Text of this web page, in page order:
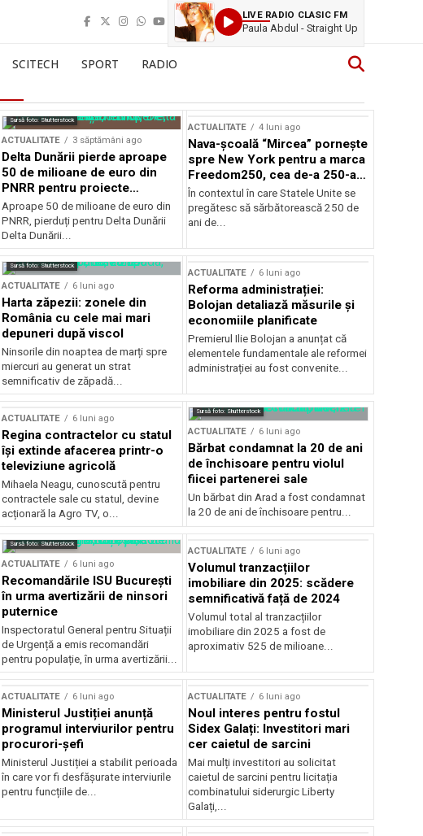
LIVE RADIO CLASIC FM
Paula Abdul - Straight Up
SCITECH SPORT RADIO
Sursă foto: Shutterstock
ACTUALITATE 3 săptămâni ago
Delta Dunării pierde aproape
50 de milioane de euro din
PNRR pentru proiecte
esențiale
Aproape 50 de milioane de euro din
PNRR, pierduți pentru Delta Dunării
Delta Dunării...
ACTUALITATE 4 luni ago
Nava-școală “Mircea” pornește
spre New York pentru a marca
Freedom250, cea de-a 250-a
aniversare a Statelor Unite
În contextul în care Statele Unite se
pregătesc să sărbătorească 250 de
ani de...
Sursă foto: Shutterstock
ACTUALITATE 6 luni ago
Harta zăpezii: zonele din
România cu cele mai mari
depuneri după viscol
Ninsorile din noaptea de marți spre
miercuri au generat un strat
semnificativ de zăpadă...
ACTUALITATE 6 luni ago
Reforma administrației:
Bolojan detaliază măsurile și
economiile planificate
Premierul Ilie Bolojan a anunțat că
elementele fundamentale ale reformei
administrației au fost convenite...
ACTUALITATE 6 luni ago
Regina contractelor cu statul
își extinde afacerea printr-o
televiziune agricolă
Mihaela Neagu, cunoscută pentru
contractele sale cu statul, devine
acționară la Agro TV, o...
Sursă foto: Shutterstock
ACTUALITATE 6 luni ago
Bărbat condamnat la 20 de ani
de închisoare pentru violul
fiicei partenerei sale
Un bărbat din Arad a fost condamnat
la 20 de ani de închisoare pentru...
Sursă foto: Shutterstock
ACTUALITATE 6 luni ago
Recomandările ISU București
în urma avertizării de ninsori
puternice
Inspectoratul General pentru Situații
de Urgență a emis recomandări
pentru populație, în urma avertizării...
ACTUALITATE 6 luni ago
Volumul tranzacțiilor
imobiliare din 2025: scădere
semnificativă față de 2024
Volumul total al tranzacțiilor
imobiliare din 2025 a fost de
aproximativ 525 de milioane...
ACTUALITATE 6 luni ago
Ministerul Justiției anunță
programul interviurilor pentru
procurori-șefi
Ministerul Justiției a stabilit perioada
în care vor fi desfășurate interviurile
pentru funcțiile de...
ACTUALITATE 6 luni ago
Noul interes pentru fostul
Sidex Galați: Investitori mari
cer caietul de sarcini
Mai mulți investitori au solicitat
caietul de sarcini pentru licitația
combinatului siderurgic Liberty
Galați,...